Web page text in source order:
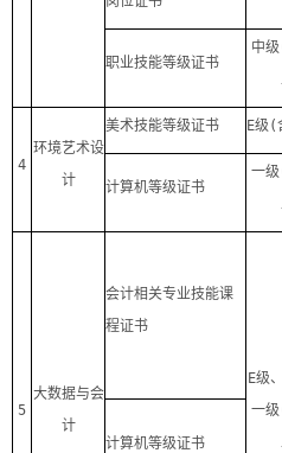
职业技能等级证书
中级
4
环境艺术设
计
美术技能等级证书 E级 (
计算机等级证书
一级
5
大数据与会
计
会计相关专业技能课
程证书
E级
一级
计算机等级证书